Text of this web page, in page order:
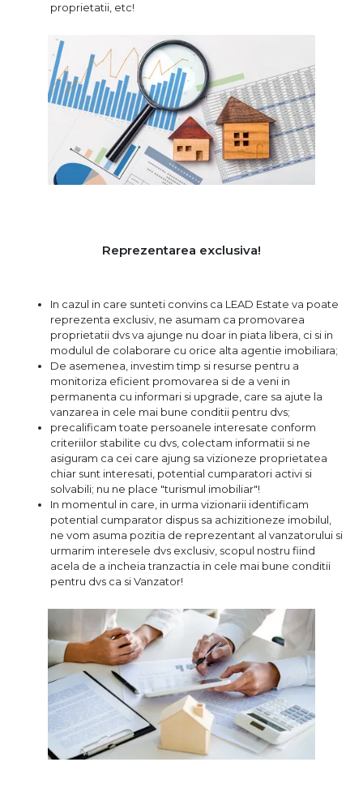
proprietatii, etc!
Reprezentarea exclusiva!
In cazul in care sunteti convins ca LEAD Estate va poate
reprezenta exclusiv, ne asumam ca promovarea
proprietatii dvs va ajunge nu doar in piata libera, ci si in
modulul de colaborare cu orice alta agentie imobiliara;
De asemenea, investim timp si resurse pentru a
monitoriza eficient promovarea si de a veni in
permanenta cu informari si upgrade, care sa ajute la
vanzarea in cele mai bune conditii pentru dvs;
precalificam toate persoanele interesate conform
criteriilor stabilite cu dvs, colectam informatii si ne
asiguram ca cei care ajung sa vizioneze proprietatea
chiar sunt interesati, potential cumparatori activi si
solvabili; nu ne place "turismul imobiliar"!
In momentul in care, in urma vizionarii identificam
potential cumparator dispus sa achizitioneze imobilul,
ne vom asuma pozitia de reprezentant al vanzatorului si
urmarim interesele dvs exclusiv, scopul nostru fiind
acela de a incheia tranzactia in cele mai bune conditii
pentru dvs ca si Vanzator!